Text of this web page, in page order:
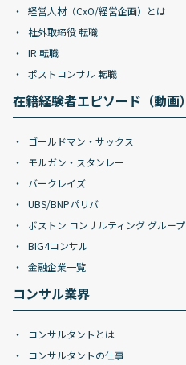
経営人材（CxO/経営企画）とは
社外取締役 転職
IR 転職
ポストコンサル 転職
在籍経験者エピソード（動画）
ゴールドマン・サックス
モルガン・スタンレー
バークレイズ
UBS/BNPパリバ
ボストン コンサルティング グループ
BIG4コンサル
金融企業一覧
コンサル業界
コンサルタントとは
コンサルタントの仕事